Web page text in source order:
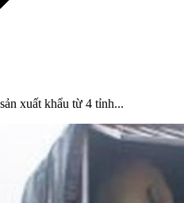
xuất khẩu từ 4 tỉnh...